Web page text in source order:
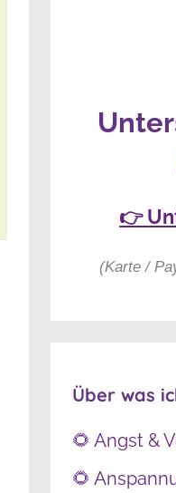
👉
(Karte /
Über was
🌻 Angst &
🌻